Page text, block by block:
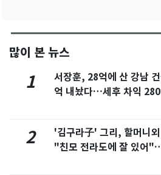
많이 본 뉴스
1
서장훈, 28억에 산 강남
억 내놨다…세후 차익
2
'김구라子' 그리, 할머니
"친모 전라도에 잘 있어